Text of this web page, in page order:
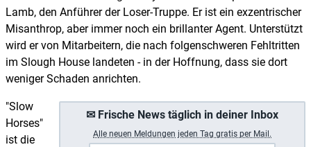
Lamb, den Anführer der Loser-Truppe. Er ist ein exzentrischer
Misanthrop, aber immer noch ein brillanter Agent. Unterstützt
wird er von Mitarbeitern, die nach folgenschweren Fehltritten
im Slough House landeten - in der Hoffnung, dass sie dort
weniger Schaden anrichten.
✉ Frische News täglich in deiner Inbox
Alle neuen Meldungen jeden Tag gratis per Mail.
"Slow
Horses"
ist die